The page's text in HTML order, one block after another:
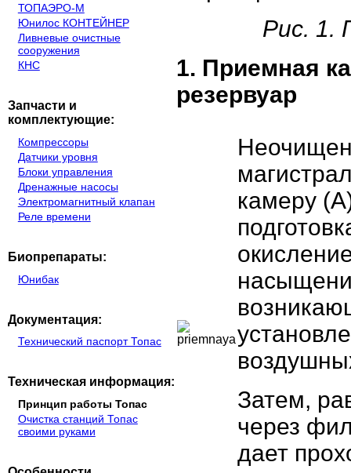
ТОПАЭРО-М
Юнилос КОНТЕЙНЕР
Ливневые очистные
сооружения
КНС
Запчасти и
комплектующие:
Компрессоры
Датчики уровня
Блоки управления
Дренажные насосы
Электромагнитный клапан
Реле времени
Биопрепараты:
Юнибак
Документация:
Технический паспорт Топас
Техническая информация:
Принцип работы Топас
Очистка станций Топас
своими руками
Рис. 1.
1. Приемная
резервуар
камеру
Затем,
через
дает